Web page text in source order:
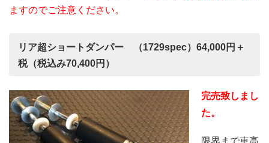
ますのでご注意ください。
リア超ショートダンパー （1729spec）64,000円＋
税（税込み70,400円）
完売致しまし
た。